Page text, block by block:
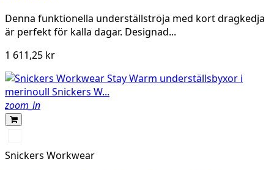
Denna funktionella underställströja med kort dragkedja
är perfekt för kalla dagar. Designad...
1 611,25 kr
zoom_in
melerad
Snickers Workwear